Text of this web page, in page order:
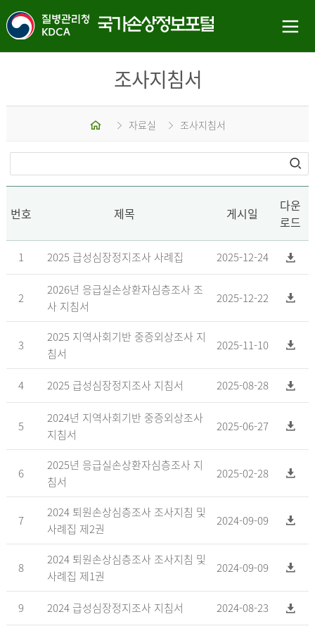
조사지침서
홈 자료실 조사지침서
번호 제목 게시일
다운
로드
1 2025 급성심장정지조사 사례집 2025-12-24
2
2026년 응급실손상환자심층조사 조
사 지침서
2025-12-22
3
2025 지역사회기반 중증외상조사 지
침서
2025-11-10
4 2025 급성심장정지조사 지침서 2025-08-28
5
2024년 지역사회기반 중증외상조사
지침서
2025-06-27
6
2025년 응급실손상환자심층조사 지
침서
2025-02-28
7
2024 퇴원손상심층조사 조사지침 및
사례집 제2권
2024-09-09
8
2024 퇴원손상심층조사 조사지침 및
사례집 제1권
2024-09-09
9 2024 급성심장정지조사 지침서 2024-08-23